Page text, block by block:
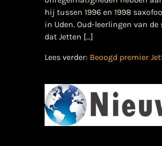
hij tussen 1996 en 1998
in Uden. Oud-leerlingen van
dat Jetten […]
Lees verder: Beoogd premier